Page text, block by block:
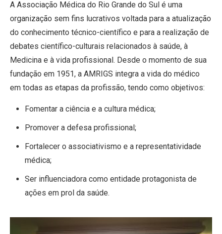
A Associação Médica do Rio Grande do Sul é uma
organização sem fins lucrativos voltada para a atualização
do conhecimento técnico-científico e para a realização de
debates científico-culturais relacionados à saúde, à
Medicina e à vida profissional. Desde o momento de sua
fundação em 1951, a AMRIGS integra a vida do médico
em todas as etapas da profissão, tendo como objetivos:
Fomentar a ciência e a cultura médica;
Promover a defesa profissional;
Fortalecer o associativismo e a representatividade
médica;
Ser influenciadora como entidade protagonista de
ações em prol da saúde.